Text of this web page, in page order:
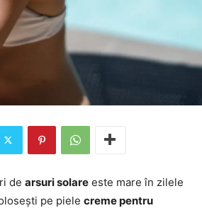
de arsuri solare este mare în zilele
pe piele creme pentru